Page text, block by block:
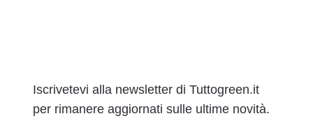
Iscrivetevi alla newsletter di Tuttogreen.it
per rimanere aggiornati sulle ultime novità.